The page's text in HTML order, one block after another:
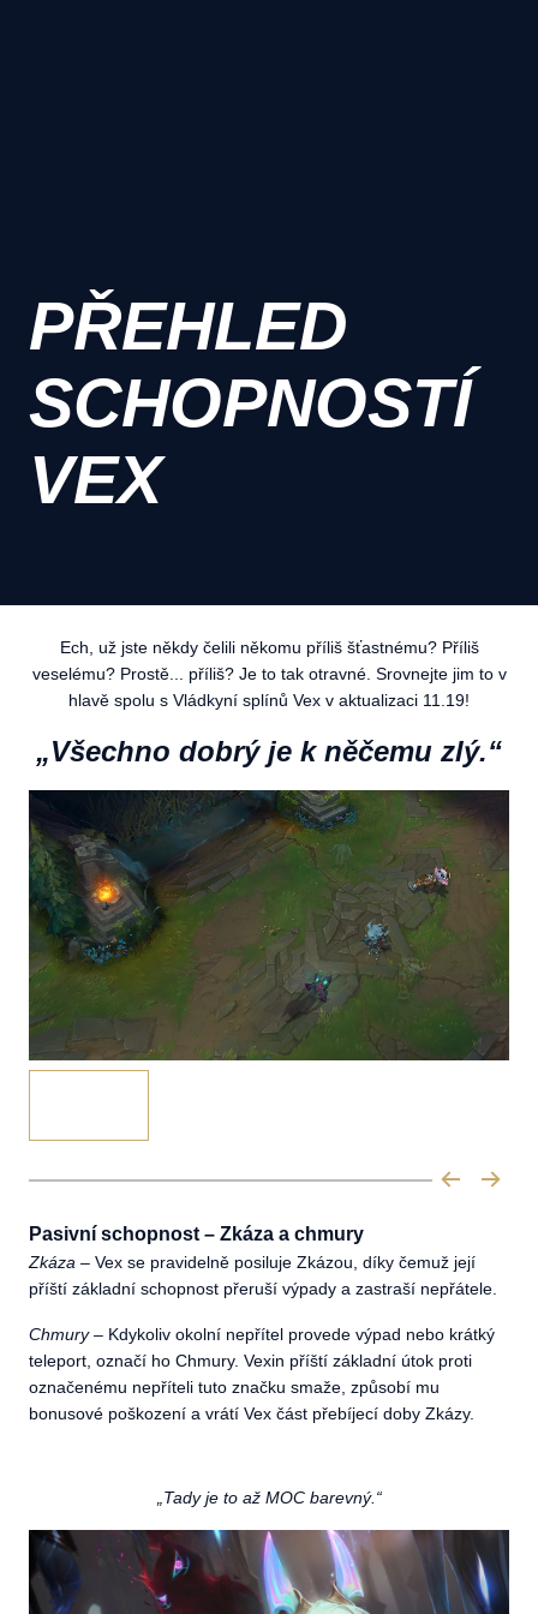
PŘEHLED
SCHOPNOSTÍ
VEX
Ech, už jste někdy čelili někomu příliš šťastnému? Příliš
veselému? Prostě... příliš? Je to tak otravné. Srovnejte jim to v
hlavě spolu s Vládkyní splínů Vex v aktualizaci 11.19!
„Všechno dobrý je k něčemu zlý.“
Pasivní schopnost – Zkáza a chmury
Zkáza – Vex se pravidelně posiluje Zkázou, díky čemuž její
příští základní schopnost přeruší výpady a zastraší nepřátele.
Chmury– Kdykoliv okolní nepřítel provede výpad nebo krátký
teleport, označí ho Chmury. Vexin příští základní útok proti
označenému nepříteli tuto značku smaže, způsobí mu
bonusové poškození a vrátí Vex část přebíjecí doby Zkázy.
„Tady je to až MOC barevný.“